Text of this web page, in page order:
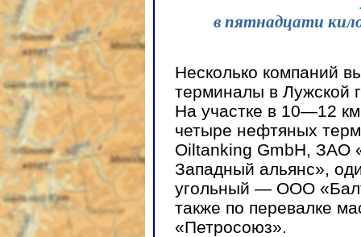
в пятнадцати
Несколько компаний
терминалы в Лужской
На участке в 10—12
четыре нефтяных
Oiltanking GmbH, ЗАО
Западный альянс»,
угольный — ООО
также по перевалке
«Петросоюз».